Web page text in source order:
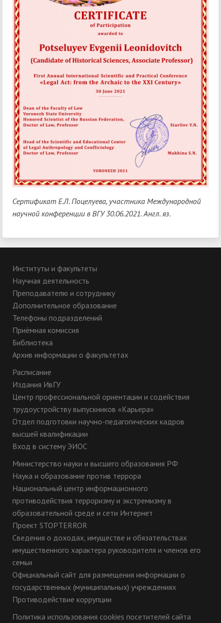
Сертификат Е.Л. Поцелуева, участника Международной
научной конференции в ВГУ 30.06.2021. Англ. яз.
Институты и факультеты
Научная деятельность
Преподавателю и сотруднику
Дополнительное образование
Телефоны подразделений
Приёмная комиссия
Библиотека
Архив информации о факультетах
Расписание
Издания ИвГУ
Центр профессиональной ориентации и содействия
трудоустройству выпускников «Карьера»
Отдел подготовки научно-педагогических кадров
высшей квалификации
Вход в систему ЭИОС
Министерство науки и высшего образования РФ
Наука и образование против террора
Национальный центр информационного
противодействия терроризму и экстремизму в
образовательной среде и сети Интернет
Проект STOPTERROR
Сведения о доходах, имуществе и обязательствах
имущественного характера руководителя и членов его
семьи
Официальный сайт для размещения информации о
государственных (муниципальных) учреждениях
Противодействие коррупции
Политика использования cookies посетителей сайта